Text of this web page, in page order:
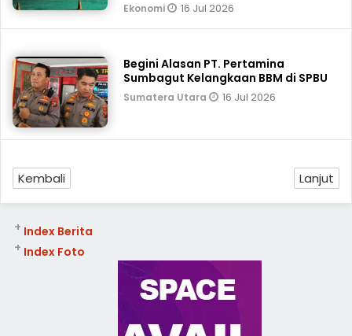
Ekonomi 16 Jul 2026
Begini Alasan PT. Pertamina
Sumbagut Kelangkaan BBM di SPBU
Sumatera Utara 16 Jul 2026
Kembali Lanjut
Index Berita
+
Index Foto
+